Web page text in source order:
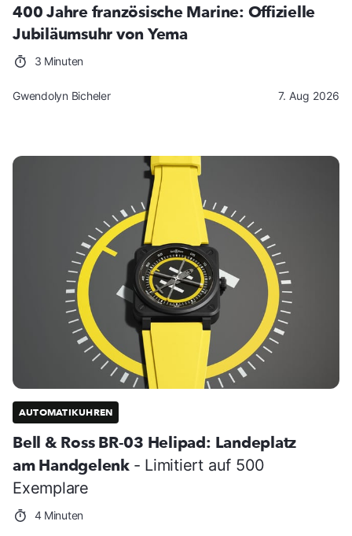
400 Jahre französische Marine: Offizielle
Jubiläumsuhr von Yema
3 Minuten
Gwendolyn Bicheler 7. Aug 2026
AUTOMATIKUHREN
Bell & Ross BR-03 Helipad: Landeplatz
am Handgelenk - Limitiert auf 500
Exemplare
4 Minuten